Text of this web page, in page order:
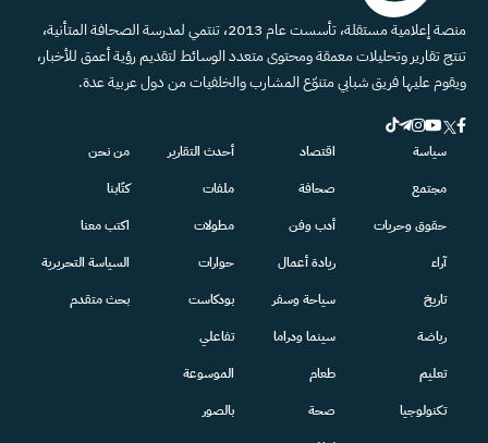
منصة إعلامية مستقلة، تأسست عام 2013، تنتمي لمدرسة الصحافة المتأنية،
تنتج تقارير وتحليلات معمقة ومحتوى متعدد الوسائط لتقديم رؤية أعمق للأخبار،
ويقوم عليها فريق شبابي متنوّع المشارب والخلفيات من دول عربية عدة.
سياسة
مجتمع
حقوق وحريات
آراء
تاريخ
رياضة
تعليم
تكنولوجيا
اقتصاد
صحافة
أدب وفن
ريادة أعمال
سياحة وسفر
سينما ودراما
طعام
صحة
أحدث التقارير
ملفات
مطولات
حوارات
بودكاست
تفاعلي
الموسوعة
بالصور
من نحن
كتّابنا
اكتب معنا
السياسة التحريرية
بحث متقدم